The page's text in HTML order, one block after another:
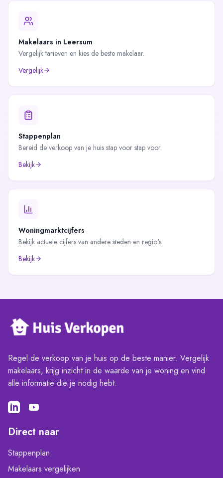
Makelaars in Leersum
Vergelijk tarieven en kies de beste makelaar.
Vergelijk
Stappenplan
Bereid de verkoop van je huis stap voor stap voor.
Bekijk
Woningmarktcijfers
Bekijk actuele cijfers van andere steden en regio's.
Bekijk
Regel de verkoop van je huis op de beste manier. Vergelijk
makelaars, krijg inzicht in de waarde van je woning en vind
alle informatie die je nodig hebt.
Direct naar
Stappenplan
Makelaars vergelijken